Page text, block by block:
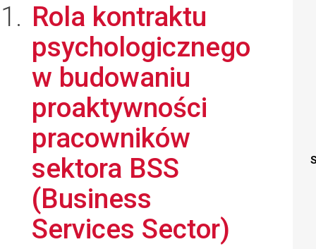
Rola kontraktu
psychologicznego
w budowaniu
proaktywności
pracowników
sektora BSS
(Business
Services Sector)